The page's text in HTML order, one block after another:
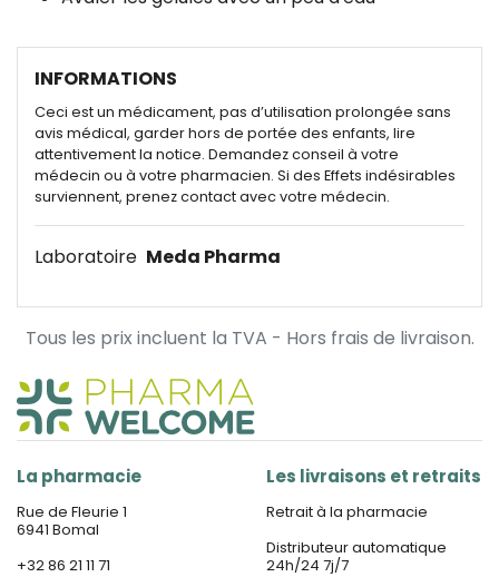
INFORMATIONS
Ceci est un médicament, pas d’utilisation prolongée sans
avis médical, garder hors de portée des enfants, lire
attentivement la notice. Demandez conseil à votre
médecin ou à votre pharmacien. Si des Effets indésirables
surviennent, prenez contact avec votre médecin.
Laboratoire Meda Pharma
Tous les prix incluent la TVA - Hors frais de livraison.
La pharmacie
Rue de Fleurie 1
6941 Bomal
+32 86 21 11 71
Les livraisons et retraits
Retrait à la pharmacie
Distributeur automatique
24h/24 7j/7